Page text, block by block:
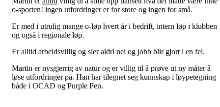
o-sporten! ingen utfordringer er for store og ingen for små.
Er med i utrulig mange o-løp hvert år i bedrift, intern løp i klubben
og også i regionale løp.
Er alltid arbeidsvillig og sier aldri nei og jobb blir gjort i en fei.
Martin er nysgjerrig av natur og er villig til å prøve ut ny måter å
løse utfordringer på. Han har tilegnet seg kunnskap i løypetegning
både i OCAD og Purple Pen.